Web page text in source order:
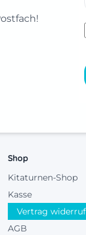
Shop
Kitaturnen-Shop
Kasse
Vertrag
AGB